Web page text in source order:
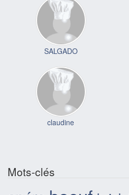
SALGADO
claudine
Mots-clés